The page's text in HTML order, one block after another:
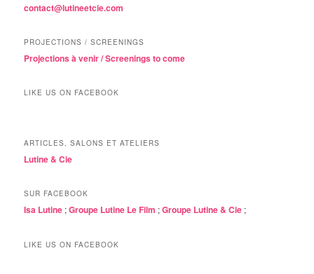
contact@lutineetcie.com
PROJECTIONS / SCREENINGS
Projections à venir / Screenings to come
LIKE US ON FACEBOOK
ARTICLES, SALONS ET ATELIERS
Lutine & Cie
SUR FACEBOOK
Isa Lutine ;Groupe Lutine Le Film ;Groupe Lutine & Cie ;
LIKE US ON FACEBOOK